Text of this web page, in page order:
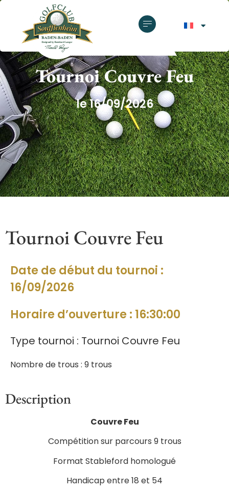
GOLF CLUB SOUFFLENHEIM
Tournoi Couvre Feu
le 16/09/2026
Tournoi Couvre Feu
Date de début du tournoi :
16/09/2026
Horaire d’ouverture : 16:30:00
Type tournoi : Tournoi Couvre Feu
Nombre de trous : 9 trous
Description
Couvre Feu
Compétition sur parcours 9 trous
Format Stableford homologué
Handicap entre 18 et 54